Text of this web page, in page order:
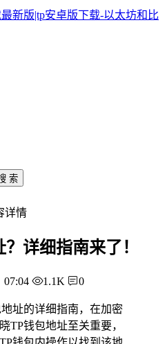
索
详情
详细指南来了！
07:04 1.1K 0
址的详细指南，在加密
TP钱包地址至关重要，